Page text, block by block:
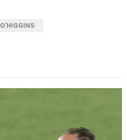
O'HIGGINS